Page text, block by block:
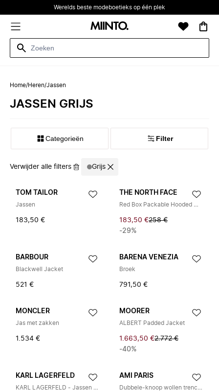
Werelds beste modeboetieks op één plek
Home/Heren/Jassen
JASSEN GRIJS
Categorieën Filter
Verwijder alle filters Grijs
TOM TAILOR
Jassen
183,50 €
THE NORTH FACE
Red Box Packable Hooded Windbreaker Jacket
183,50 €258 €
-29%
BARBOUR
Blackwell Jacket
521 €
BARENA VENEZIA
Broek
791,50 €
MONCLER
Jas met zakken
1.534 €
MOORER
ALBERT Padded Jacket
1.663,50 €2.772 €
-40%
KARL LAGERFELD
KARL LAGERFELD - Jassen > Blazers
AMI PARIS
Dubbele-knoop wollen trenchcoat